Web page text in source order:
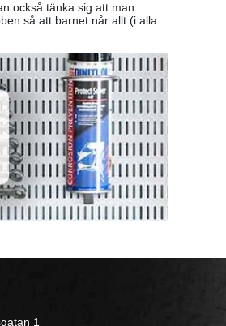
också tänka sig att man
så att barnet når allt (i alla
1